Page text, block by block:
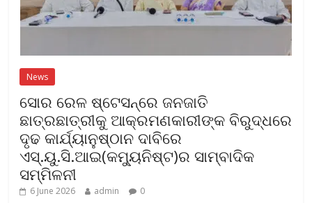
News
ସୋର ରେଳ ଷ୍ଟେସନ୍‌ରେ ଜନଜାତି
ଛାତ୍ରଛାତ୍ରୀକୁ ଆକ୍ରମଣକାରୀଙ୍କ ବିରୁଦ୍ଧରେ
ଦୃଢ କାର୍ଯ୍ୟାନୁଷ୍ଠାନ ଦାବିରେ
ଏସ୍‌.ୟୁ.ସି.ଆଇ(କମ୍ୟୁନିଷ୍ଟ)ର ସାମ୍ବାଦିକ
ସମ୍ମିଳନୀ
6 June 2026 admin 0